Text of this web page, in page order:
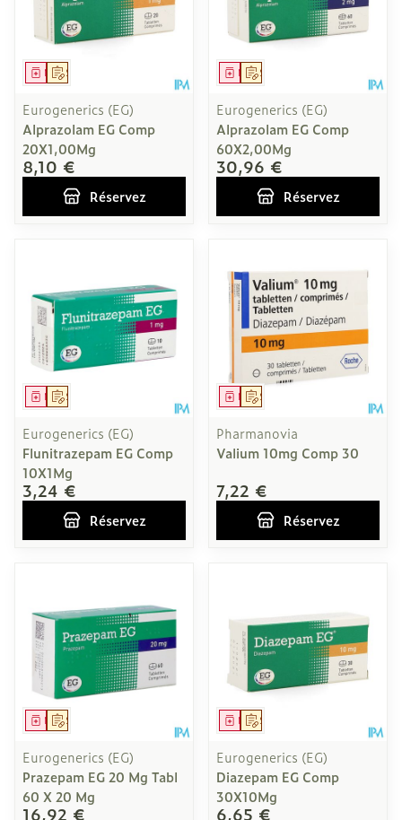
Sur prescription
Médicament
Eurogenerics (EG)
Alprazolam EG Comp
20X1,00Mg
8,10 €
Réservez
Sur prescription
Médicament
Eurogenerics (EG)
Alprazolam EG Comp
60X2,00Mg
30,96 €
Réservez
Sur prescription
Médicament
Eurogenerics (EG)
Flunitrazepam EG Comp
10X1Mg
3,24 €
Réservez
Sur prescription
Médicament
Pharmanovia
Valium 10mg Comp 30
7,22 €
Réservez
Sur prescription
Médicament
Eurogenerics (EG)
Prazepam EG 20 Mg Tabl
60 X 20 Mg
16,92 €
Sur prescription
Médicament
Eurogenerics (EG)
Diazepam EG Comp
30X10Mg
6,65 €